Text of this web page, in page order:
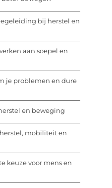
bij herstel en
aan soepel en
je problemen en dure
en beweging
mobiliteit en
keuze voor mens en